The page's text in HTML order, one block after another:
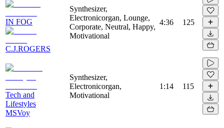
IN FOG
C.J.ROGERS
Synthesizer,
Electronicorgan, Lounge,
Corporate, Neutral, Happy,
Motivational
4:36 125
Tech and
Lifestyles
MSVoy
Synthesizer,
Electronicorgan,
Motivational
1:14 115